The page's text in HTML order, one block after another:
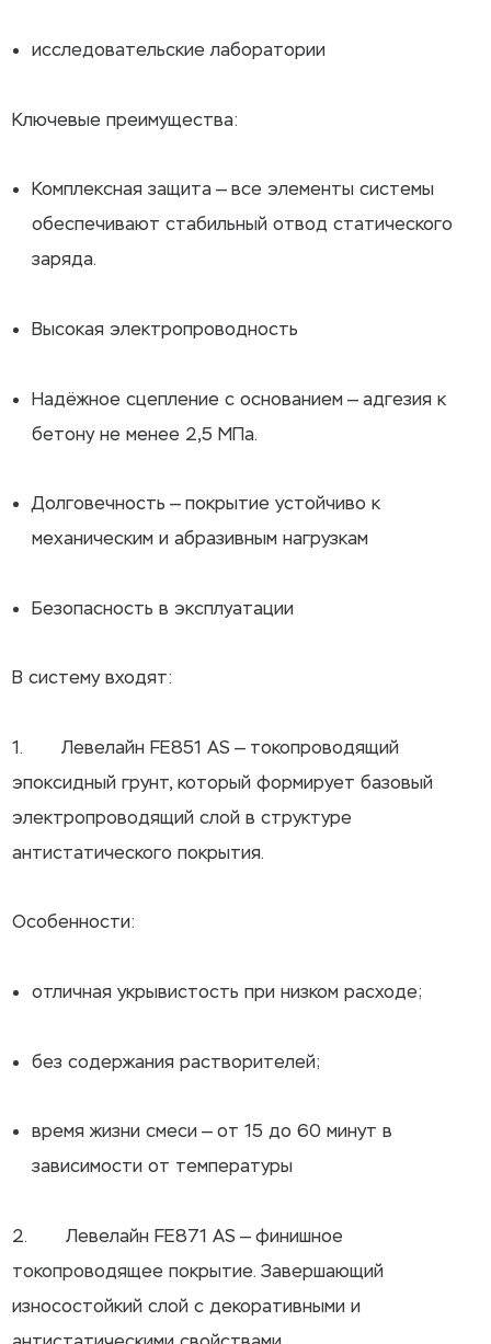
исследовательские лаборатории
Ключевые преимущества:
Комплексная защита — все элементы системы
обеспечивают стабильный отвод статического
заряда.
Высокая электропроводность
Надёжное сцепление с основанием — адгезия к
бетону не менее 2,5 МПа.
Долговечность — покрытие устойчиво к
механическим и абразивным нагрузкам
Безопасность в эксплуатации
В систему входят:
1. Левелайн FE851 AS — токопроводящий
эпоксидный грунт, который формирует базовый
электропроводящий слой в структуре
антистатического покрытия.
Особенности:
отличная укрывистость при низком расходе;
без содержания растворителей;
время жизни смеси — от 15 до 60 минут в
зависимости от температуры
2. Левелайн FE871 AS — финишное
токопроводящее покрытие. Завершающий
износостойкий слой с декоративными и